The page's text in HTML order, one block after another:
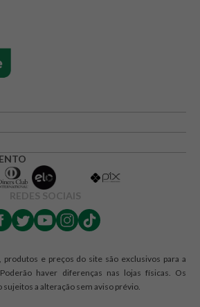
REDES SOCIAIS
e preços do site são exclusivos para a
haver diferenças nas lojas físicas. Os
a alteração sem aviso prévio.